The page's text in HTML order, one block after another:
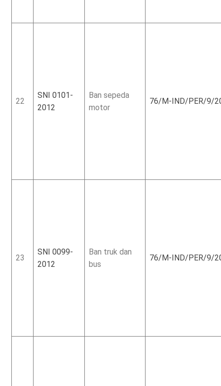
22
SNI 0101-
2012
Ban sepeda
motor
76/M-IND/PER/9/
23
SNI 0099-
2012
Ban truk dan
bus
76/M-IND/PER/9/